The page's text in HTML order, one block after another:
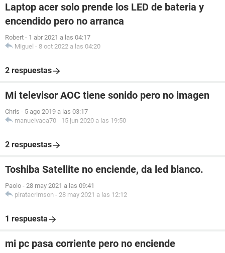
Laptop acer solo prende los LED de bateria y
encendido pero no arranca
Robert - 1 abr 2021 a las 04:17
Miguel - 8 oct 2022 a las 04:20
2 respuestas
Mi televisor AOC tiene sonido pero no imagen
Chris - 5 ago 2019 a las 03:17
manuelvaca70 - 15 jun 2020 a las 19:50
2 respuestas
Toshiba Satellite no enciende, da led blanco.
Paolo - 28 may 2021 a las 09:41
piratacrimson - 28 may 2021 a las 12:12
1 respuesta
mi pc pasa corriente pero no enciende